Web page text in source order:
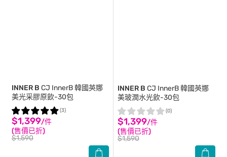
INNER B CJ InnerB 韓國英娜
美光采膠原飲-30包
$1,399/件
(售價已折)
$1,590
(3)
INNER B CJ InnerB 韓國英娜
美玻潤水光飲-30包
$1,399/件
(售價已折)
$1,590
(0)